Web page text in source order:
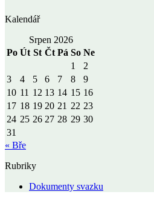
Kalendář
Srpen 2026
Po Út St Čt Pá So Ne
1
2
3
4 5 6 7 8
9
10 11 12 13 14 15 16
17 18 19 20 21 22 23
24 25 26 27 28 29 30
31
« Bře
Rubriky
Dokumenty svazku